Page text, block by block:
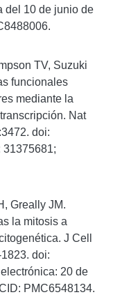
del 10 de junio de
TV, Suzuki
funcionales
mediante la
Nat
doi:
31375681;
Greally JM.
la mitosis a
J Cell
doi:
20 de
PMC6548134.